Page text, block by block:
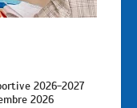
2026-2027
2026